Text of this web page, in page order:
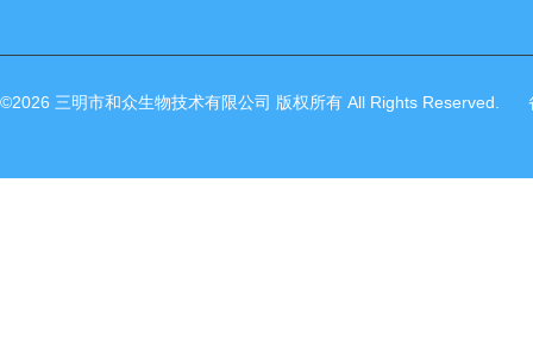
©2026 三明市和众生物技术有限公司 版权所有 All Rights Reserved.